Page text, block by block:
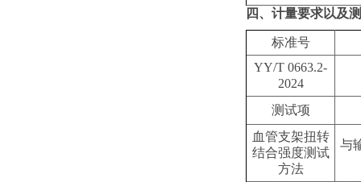
四、计量要求以及
标准号
YY/T 0663.2-
2024
测试项
血管支架扭转
结合强度测试
方法
与